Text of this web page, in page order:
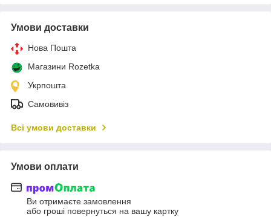
Умови доставки
Нова Пошта
Магазини Rozetka
Укрпошта
Самовивіз
Всі умови доставки
Умови оплати
Ви отримаєте замовлення
або гроші повернуться на вашу картку